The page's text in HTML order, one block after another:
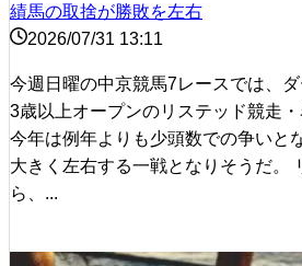
績馬の取捨が勝敗を左右
2026/07/31 13:11
今週日曜の中京競馬7レースでは、
3歳以上オープンのリステッド競走・
今年は例年よりも少頭数での争いと
大きく左右する一戦となりそうだ。
ら、...